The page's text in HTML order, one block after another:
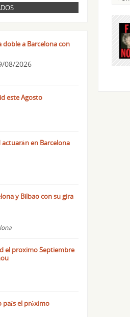
doble a Barcelona con
08/2026
este Agosto
en Barcelona
y Bilbao con su gira
el proximo Septiembre
país el próximo